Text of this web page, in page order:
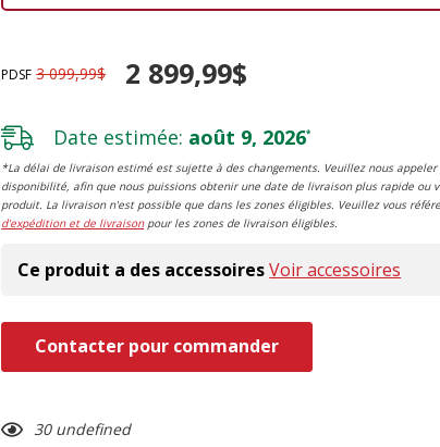
PDSF 3 099,99$ 2 899,99$
Date estimée: août 9, 2026*
*La délai de livraison estimé est sujette à des changements. Veuillez nous
disponibilité, afin que nous puissions obtenir une date de livraison plus rapide ou
produit. La livraison n'est possible que dans les zones éligibles. Veuillez vous
d'expédition et de livraisonpour les zones de livraison éligibles.
Ce produit a des accessoiresVoir accessoires
n’en
Contacter pour commander
30 undefined